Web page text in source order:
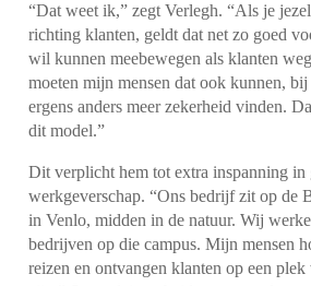
“Dat weet ik,” zegt Verlegh. “Als je
richting klanten, geldt dat net zo goed
wil kunnen meebewegen als klanten
moeten mijn mensen dat ook kunnen,
ergens anders meer zekerheid vinden.
dit model.”
Dit verplicht hem tot extra inspanning in
werkgeverschap. “Ons bedrijf zit op de
in Venlo, midden in de natuur. Wij
bedrijven op die campus. Mijn mensen
reizen en ontvangen klanten op een plek